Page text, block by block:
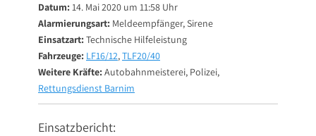
Datum: 14. Mai 2020 um 11:58 Uhr
Alarmierungsart: Meldeempfänger, Sirene
Einsatzart: Technische Hilfeleistung
Fahrzeuge: LF16/12,TLF20/40
Weitere Kräfte: Autobahnmeisterei, Polizei,
Rettungsdienst Barnim
Einsatzbericht: